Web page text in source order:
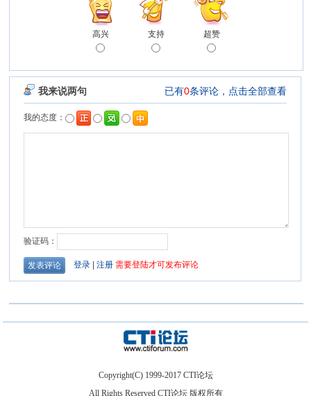
高兴 支持 超赞
Copyright(C) 1999-2017 CTI论坛
All Rights Reserved CTI论坛 版权所有